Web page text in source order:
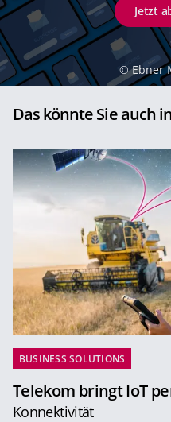
Jetzt
© Ebner
Das könnte Sie auch
BUSINESS SOLUTIONS
Telekom bringt IoT
Konnektivität